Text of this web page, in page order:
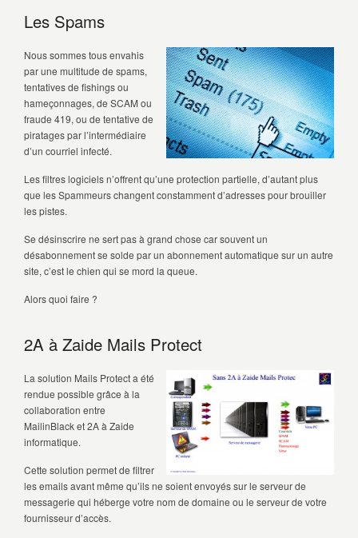
Les Spams
Nous sommes tous envahis
par une multitude de spams,
tentatives de fishings ou
hameçonnages, de SCAM ou
fraude 419, ou de tentative de
piratages par l’intermédiaire
d’un courriel infecté.
Les filtres logiciels n’offrent qu’une protection partielle, d’autant plus
que les Spammeurs changent constamment d’adresses pour brouiller
les pistes.
Se désinscrire ne sert pas à grand chose car souvent un
désabonnement se solde par un abonnement automatique sur un autre
site, c’est le chien qui se mord la queue.
Alors quoi faire ?
2A à Zaide Mails Protect
La solution Mails Protect a été
rendue possible grâce à la
collaboration entre
MailinBlack et 2A à Zaide
informatique.
Cette solution permet de filtrer
les emails avant même qu’ils ne soient envoyés sur le serveur de
messagerie qui héberge votre nom de domaine ou le serveur de votre
fournisseur d’accès.